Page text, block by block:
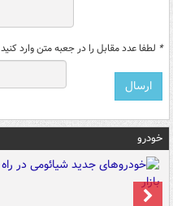
* لطفا عدد مقابل را در جعبه متن وارد کنید
خودرو